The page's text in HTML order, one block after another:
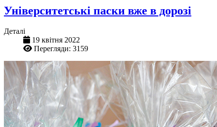
Університетські паски вже в дорозі
Деталі
19 квітня 2022
Перегляди: 3159